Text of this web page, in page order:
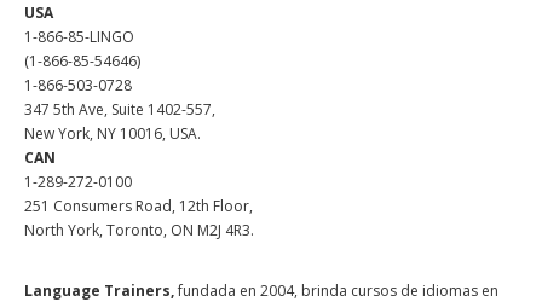
USA
1-866-85-LINGO
(1-866-85-54646)
1-866-503-0728
347 5th Ave, Suite 1402-557,
New York, NY 10016, USA.
CAN
1-289-272-0100
251 Consumers Road, 12th Floor,
North York, Toronto, ON M2J 4R3.
Language Trainers,fundada en 2004, brinda cursos de idiomas en